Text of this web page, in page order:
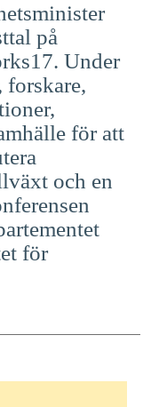
på
. Under
forskare,
för att
och en
för